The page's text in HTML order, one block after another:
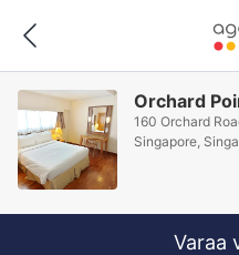
Orchard
160 Orchard
Singapore,
Varaa